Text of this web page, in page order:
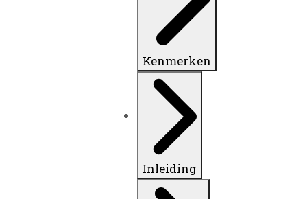
Kenmerken
Inleiding